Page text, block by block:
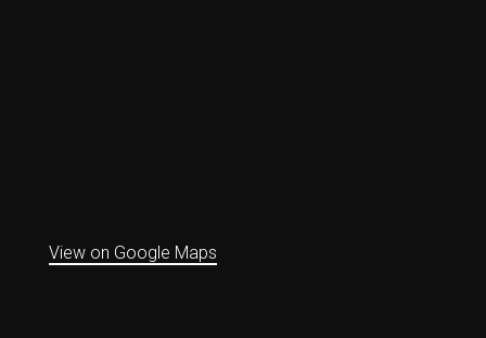
View on Google Maps